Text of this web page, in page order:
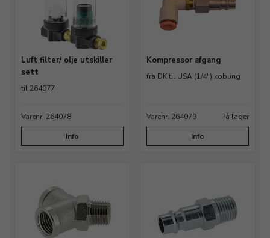
Luft filter/ olje utskiller
sett
til 264077
Varenr. 264078
Info
Kompressor afgang
fra DK til USA (1/4") kobling
Varenr. 264079 På lager
Info